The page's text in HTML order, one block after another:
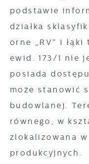
podstawie
działka
orne „RV” i łąki
ewid. 173/1 nie
posiada
może stanowić
budowlanej.
równego, w
zlokalizowana
produkcyjnych.